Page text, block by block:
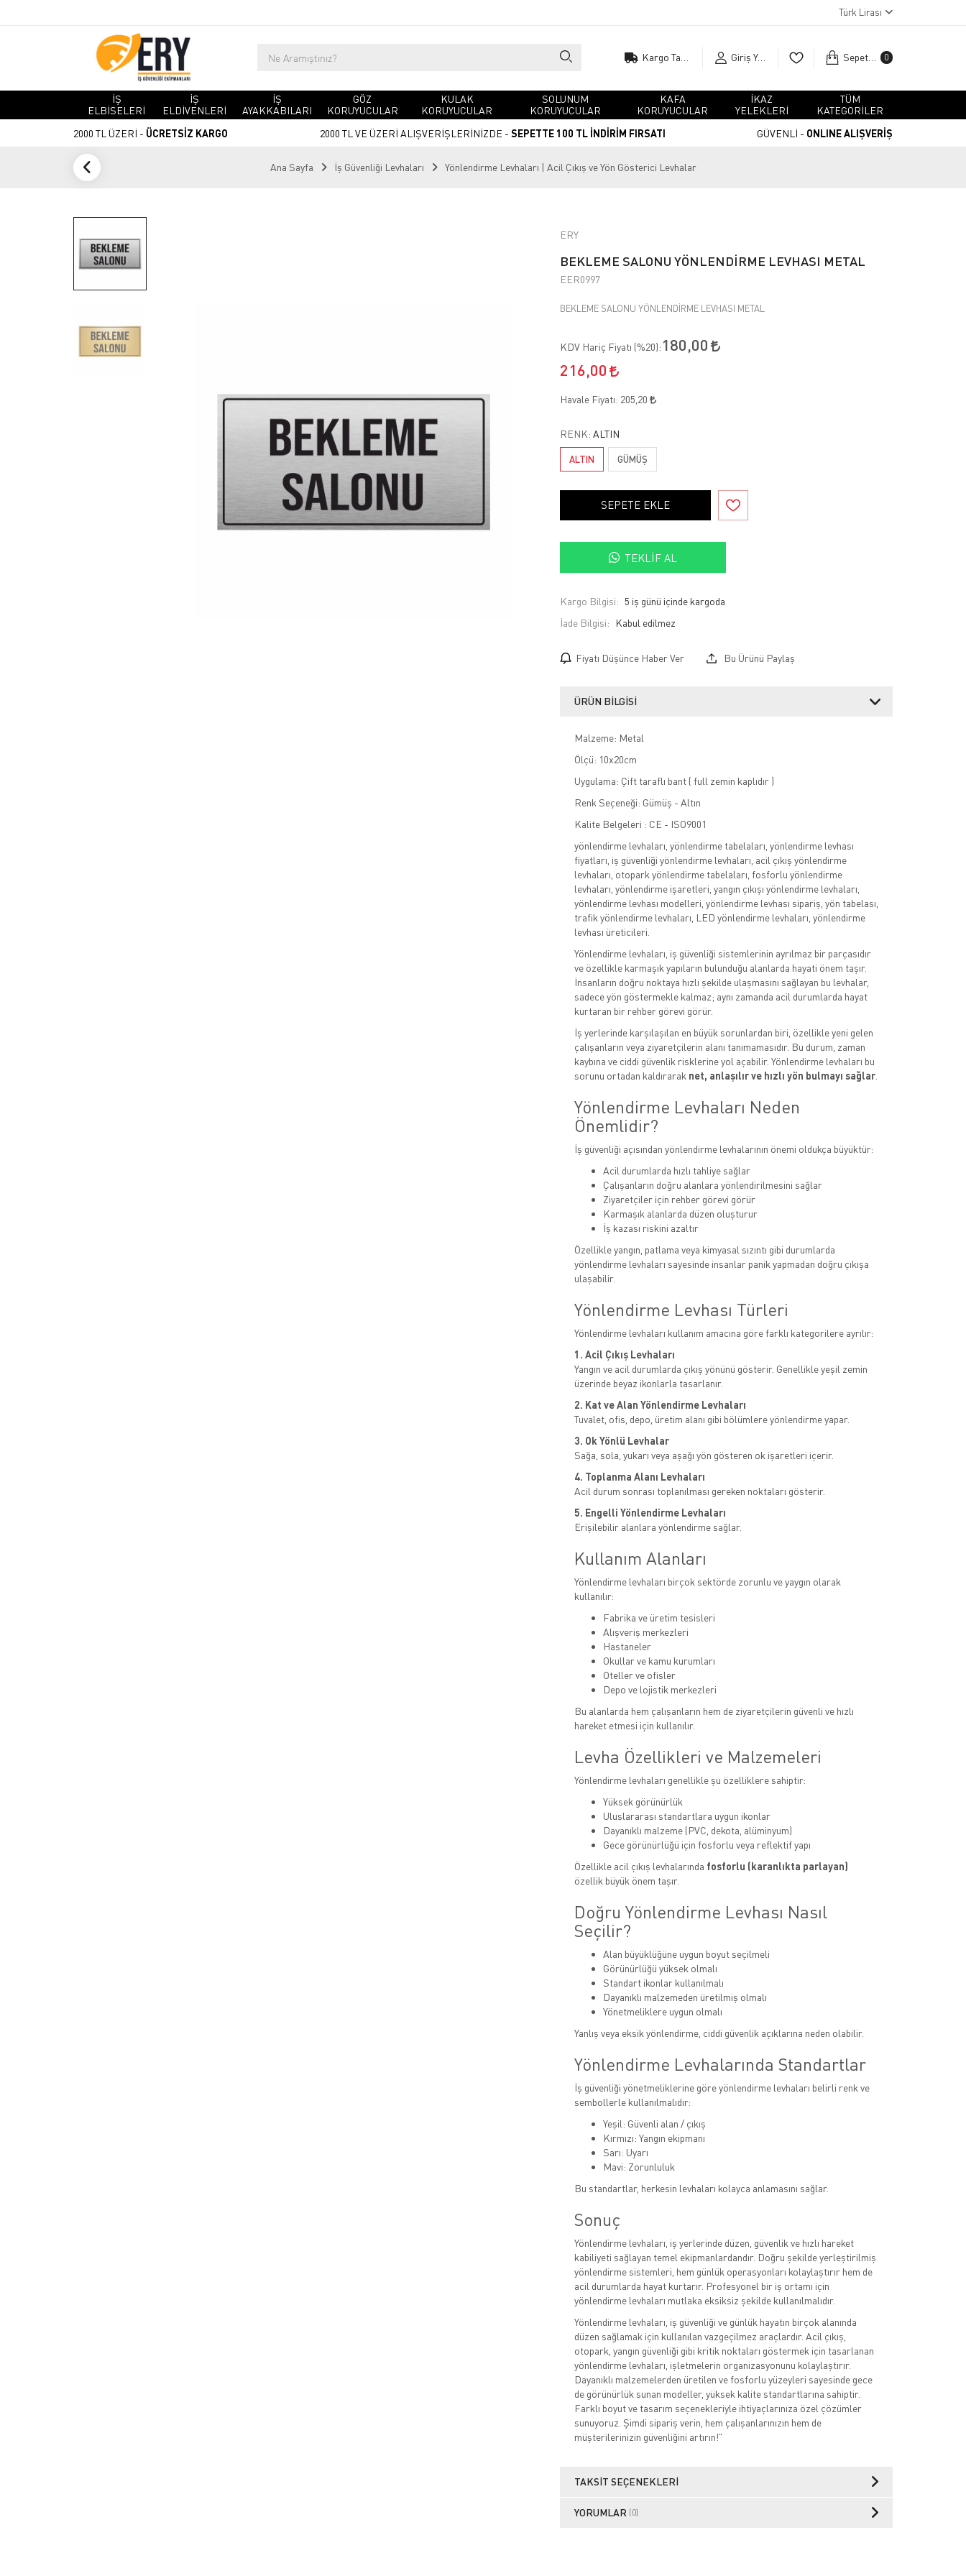
Türk Lirası
Giriş Yap Sepetim 0
İŞ
ELBİSELERİ
İŞ
ELDİVENLERİ
İŞ
AYAKKABILARI
GÖZ
KORUYUCULAR
KULAK
KORUYUCULAR
SOLUNUM
KORUYUCULAR
KAFA
KORUYUCULAR
İKAZ
YELEKLERİ
TÜM
KATEGORİLER
2000 TL ÜZERİ - ÜCRETSİZ KARGO 2000 TL VE ÜZERİ ALIŞVERİŞLERİNİZDE - SEPETTE 100 TL İNDİRİM FIRSATI GÜVENLİ - ONLINE ALIŞVERİŞ
Ana Sayfa İş Güvenliği Levhaları Yönlendirme Levhaları | Acil Çıkış ve Yön Gösterici Levhalar
ERY
BEKLEME SALONU YÖNLENDİRME LEVHASI METAL
EER0997
BEKLEME SALONU YÖNLENDİRME LEVHASI METAL
KDV Hariç Fiyatı (%20): 180,00
216,00
Havale Fiyatı: 205,20
RENK: ALTIN
ALTIN GÜMÜŞ
SEPETE EKLE
TEKLIF AL
Kargo Bilgisi: 5 iş günü içinde kargoda
İade Bilgisi:
Fiyatı Düşünce Haber Ver Bu Ürünü Paylaş
ÜRÜN BILGISI
Malzeme: Metal
Ölçü: 10x20cm
Uygulama: Çift taraflı bant ( full zemin kaplıdır )
Renk Seçeneği: Gümüş - Altın
Kalite Belgeleri : CE - ISO9001
yönlendirme levhaları, yönlendirme tabelaları, yönlendirme levhası
fiyatları, iş güvenliği yönlendirme levhaları, acil çıkış yönlendirme
levhaları, otopark yönlendirme tabelaları, fosforlu yönlendirme
levhaları, yönlendirme işaretleri, yangın çıkışı yönlendirme levhaları,
yönlendirme levhası modelleri, yönlendirme levhası sipariş, yön tabelası,
trafik yönlendirme levhaları, LED yönlendirme levhaları, yönlendirme
levhası üreticileri.
Yönlendirme levhaları, iş güvenliği sistemlerinin ayrılmaz bir parçasıdır
ve özellikle karmaşık yapıların bulunduğu alanlarda hayati önem taşır.
İnsanların doğru noktaya hızlı şekilde ulaşmasını sağlayan bu levhalar,
sadece yön göstermekle kalmaz; aynı zamanda acil durumlarda hayat
kurtaran bir rehber görevi görür.
İş yerlerinde karşılaşılan en büyük sorunlardan biri, özellikle yeni gelen
çalışanların veya ziyaretçilerin alanı tanımamasıdır. Bu durum, zaman
kaybına ve ciddi güvenlik risklerine yol açabilir. Yönlendirme levhaları bu
sorunu ortadan kaldırarak net, anlaşılır ve hızlı yön bulmayı sağlar.
Yönlendirme Levhaları Neden
Önemlidir?
İş güvenliği açısından yönlendirme levhalarının önemi oldukça büyüktür:
Acil durumlarda hızlı tahliye sağlar
Çalışanların doğru alanlara yönlendirilmesini sağlar
Ziyaretçiler için rehber görevi görür
Karmaşık alanlarda düzen oluşturur
İş kazası riskini azaltır
Özellikle yangın, patlama veya kimyasal sızıntı gibi durumlarda
yönlendirme levhaları sayesinde insanlar panik yapmadan doğru çıkışa
ulaşabilir.
Yönlendirme Levhası Türleri
Yönlendirme levhaları kullanım amacına göre farklı kategorilere ayrılır:
1. Acil Çıkış Levhaları
Yangın ve acil durumlarda çıkış yönünü gösterir. Genellikle yeşil zemin
üzerinde beyaz ikonlarla tasarlanır.
2. Kat ve Alan Yönlendirme Levhaları
Tuvalet, ofis, depo, üretim alanı gibi bölümlere yönlendirme yapar.
3. Ok Yönlü Levhalar
Sağa, sola, yukarı veya aşağı yön gösteren ok işaretleri içerir.
4. Toplanma Alanı Levhaları
Acil durum sonrası toplanılması gereken noktaları gösterir.
5. Engelli Yönlendirme Levhaları
Erişilebilir alanlara yönlendirme sağlar.
Kullanım Alanları
Yönlendirme levhaları birçok sektörde zorunlu ve yaygın olarak
kullanılır:
Fabrika ve üretim tesisleri
Alışveriş merkezleri
Hastaneler
Okullar ve kamu kurumları
Oteller ve ofisler
Depo ve lojistik merkezleri
Bu alanlarda hem çalışanların hem de ziyaretçilerin güvenli ve hızlı
hareket etmesi için kullanılır.
Levha Özellikleri ve Malzemeleri
Yönlendirme levhaları genellikle şu özelliklere sahiptir:
Yüksek görünürlük
Uluslararası standartlara uygun ikonlar
Dayanıklı malzeme (PVC, dekota, alüminyum)
Gece görünürlüğü için fosforlu veya reflektif yapı
Özellikle acil çıkış levhalarında fosforlu (karanlıkta parlayan)
özellik büyük önem taşır.
Doğru Yönlendirme Levhası Nasıl
Seçilir?
Alan büyüklüğüne uygun boyut seçilmeli
Görünürlüğü yüksek olmalı
Standart ikonlar kullanılmalı
Dayanıklı malzemeden üretilmiş olmalı
Yönetmeliklere uygun olmalı
Yanlış veya eksik yönlendirme, ciddi güvenlik açıklarına neden olabilir.
Yönlendirme Levhalarında Standartlar
İş güvenliği yönetmeliklerine göre yönlendirme levhaları belirli renk ve
sembollerle kullanılmalıdır:
Yeşil: Güvenli alan / çıkış
Kırmızı: Yangın ekipmanı
Sarı: Uyarı
Mavi: Zorunluluk
Bu standartlar, herkesin levhaları kolayca anlamasını sağlar.
Sonuç
Yönlendirme levhaları, iş yerlerinde düzen, güvenlik ve hızlı hareket
kabiliyeti sağlayan temel ekipmanlardandır. Doğru şekilde yerleştirilmiş
yönlendirme sistemleri, hem günlük operasyonları kolaylaştırır hem de
acil durumlarda hayat kurtarır. Profesyonel bir iş ortamı için
yönlendirme levhaları mutlaka eksiksiz şekilde kullanılmalıdır.
Yönlendirme levhaları, iş güvenliği ve günlük hayatın birçok alanında
düzen sağlamak için kullanılan vazgeçilmez araçlardır. Acil çıkış,
otopark, yangın güvenliği gibi kritik noktaları göstermek için tasarlanan
yönlendirme levhaları, işletmelerin organizasyonunu kolaylaştırır.
Dayanıklı malzemelerden üretilen ve fosforlu yüzeyleri sayesinde gece
de görünürlük sunan modeller, yüksek kalite standartlarına sahiptir.
Farklı boyut ve tasarım seçenekleriyle ihtiyaçlarınıza özel çözümler
sunuyoruz. Şimdi sipariş verin, hem çalışanlarınızın hem de
müşterilerinizin güvenliğini artırın!"
TAKSIT SEÇENEKLERI
YORUMLAR (0)